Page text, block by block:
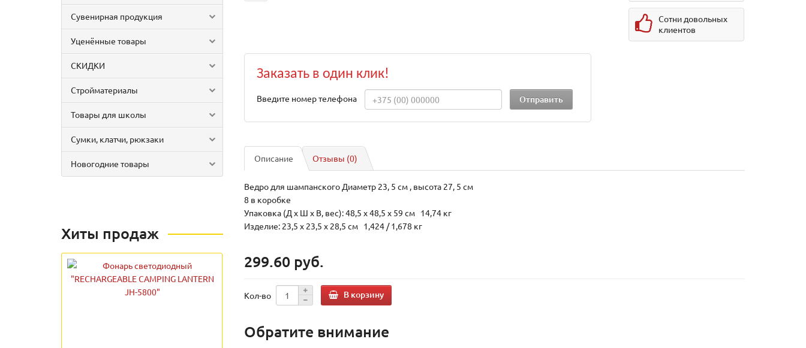
Сувенирная продукция
Уценённые товары
СКИДКИ
Стройматериалы
Товары для школы
Сумки, клатчи, рюкзаки
Новогодние товары
Хиты продаж
Сотни довольных
клиентов
Заказать в один клик!
Введите номер телефона
Описание Отзывы (0)
Ведро для шампанского Диаметр 23, 5 см , высота 27, 5 см
8 в коробке
Упаковка (Д х Ш х В, вес): 48,5 x 48,5 x 59 см 14,74 кг
Изделие: 23,5 x 23,5 x 28,5 см 1,424 / 1,678 кг
299.60 руб.
Кол-во В корзину
Обратите внимание